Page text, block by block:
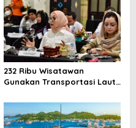
232 Ribu Wisatawan
Gunakan Transportasi Laut
Keselamatan Jadi Prioritas